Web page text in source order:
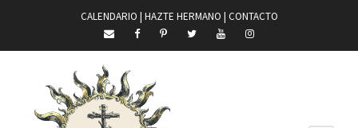
CALENDARIO | HAZTE HERMANO | CONTACTO